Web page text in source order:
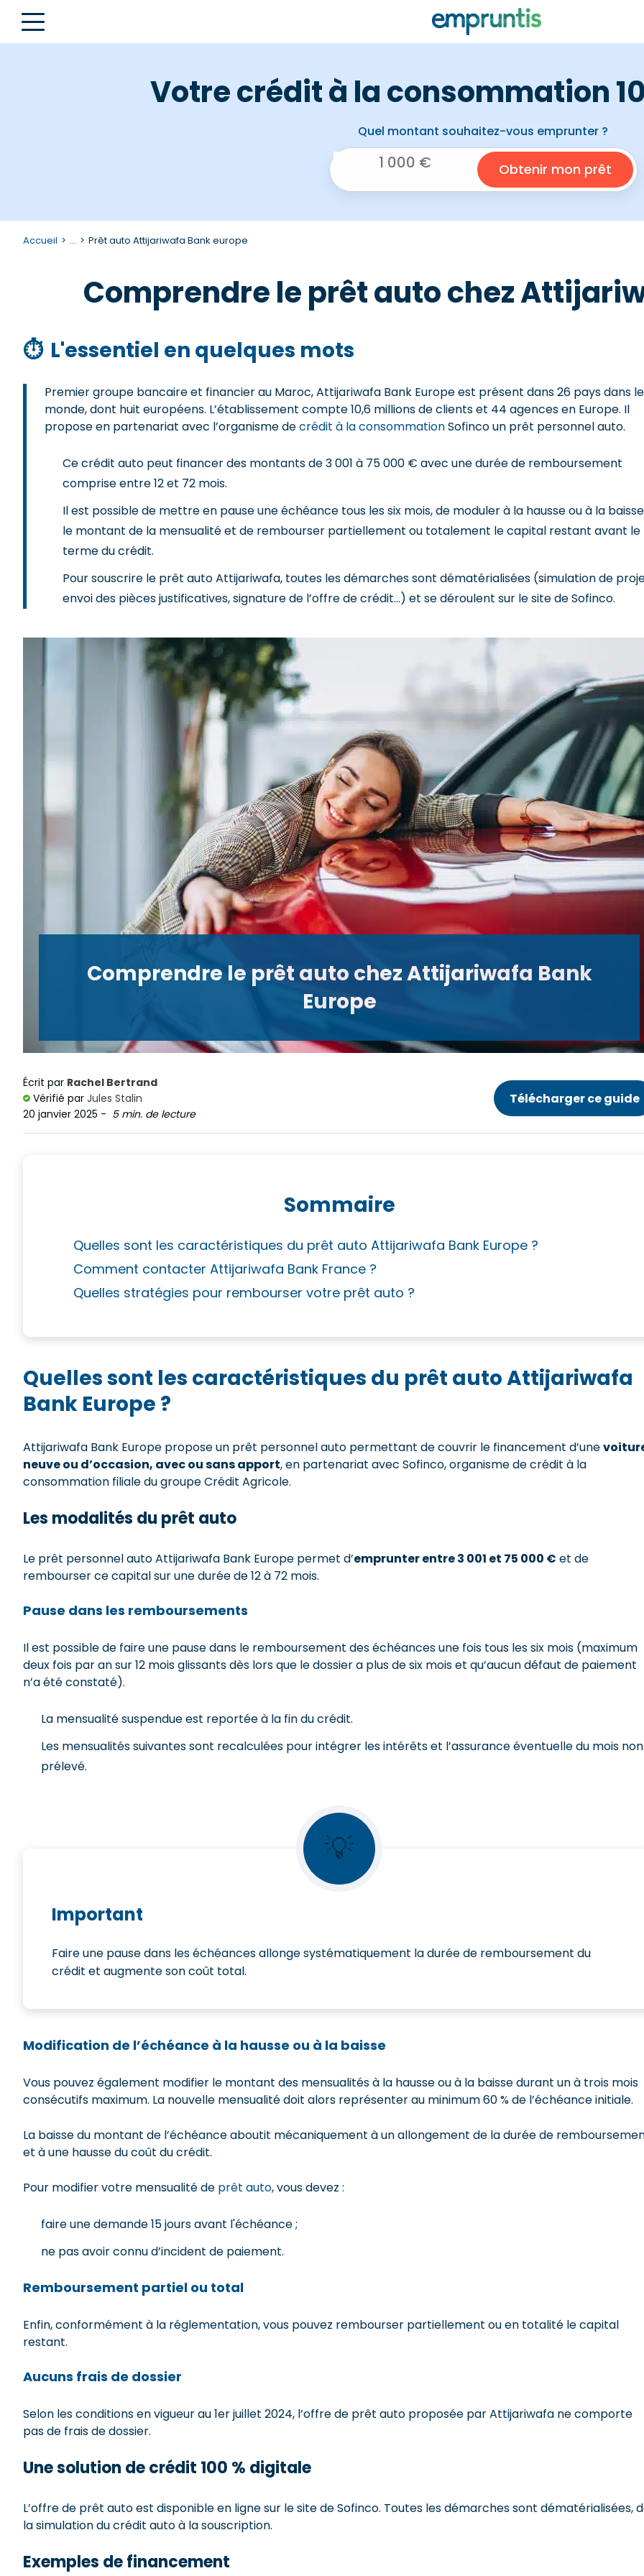
Votre crédit à la consommation
Quel montant souhaitez-vous emprunter ?
Accueil ... Prêt auto Attijariwafa Bank europe
Comprendre le prêt auto chez
⏱ L'essentiel en quelques mots
Premier groupe bancaire et financier au Maroc, Attijariwafa Bank Europe est présent dans 26 pays dans le
monde, dont huit européens. L’établissement compte 10,6 millions de clients et 44 agences en Europe. Il
propose en partenariat avec l’organisme decrédit à la consommationSofinco un prêt personnel auto.
Ce crédit auto peut financer des montants de 3 001 à 75 000 € avec une durée de remboursement
comprise entre 12 et 72 mois.
Il est possible de mettre en pause une échéance tous les six mois, de moduler à la hausse ou à la baisse
le montant de la mensualité et de rembourser partiellement ou totalement le capital restant avant le
terme du crédit.
Pour souscrire le prêt auto Attijariwafa, toutes les démarches sont dématérialisées (simulation de
envoi des pièces justificatives, signature de l’offre de crédit…) et se déroulent sur le site de Sofinco.
Comprendre le prêt auto chez Attijariwafa Bank
Europe
Écrit par Rachel Bertrand
Vérifié par Jules Stalin
20 janvier 2025 - 5 min. de lecture
Télécharger ce guide
Sommaire
Quelles sont les caractéristiques du prêt auto Attijariwafa Bank Europe ?
Comment contacter Attijariwafa Bank France ?
Quelles stratégies pour rembourser votre prêt auto ?
Quelles sont les caractéristiques du prêt auto Attijariwafa
Bank Europe ?
Attijariwafa Bank Europe propose un prêt personnel auto permettant de couvrir le financement d’une
neuve ou d’occasion, avec ou sans apport, en partenariat avec Sofinco, organisme de crédit à la
consommation filiale du groupe Crédit Agricole.
Les modalités du prêt auto
Le prêt personnel auto Attijariwafa Bank Europe permet d’emprunter entre 3 001 et 75 000 € et de
rembourser ce capital sur une durée de 12 à 72 mois.
Pause dans les remboursements
Il est possible de faire une pause dans le remboursement des échéances une fois tous les six mois (maximum
deux fois par an sur 12 mois glissants dès lors que le dossier a plus de six mois et qu’aucun défaut de paiement
n’a été constaté).
La mensualité suspendue est reportée à la fin du crédit.
Les mensualités suivantes sont recalculées pour intégrer les intérêts et l’assurance éventuelle du mois non
prélevé.
💡
Important
Faire une pause dans les échéances allonge systématiquement la durée de remboursement du
crédit et augmente son coût total.
Modification de l’échéance à la hausse ou à la baisse
Vous pouvez également modifier le montant des mensualités à la hausse ou à la baisse durant un à trois mois
consécutifs maximum. La nouvelle mensualité doit alors représenter au minimum 60 % de l’échéance initiale.
La baisse du montant de l’échéance aboutit mécaniquement à un allongement de la durée de
et à une hausse du coût du crédit.
Pour modifier votre mensualité de prêt auto, vous devez :
faire une demande 15 jours avant l'échéance ;
ne pas avoir connu d’incident de paiement.
Remboursement partiel ou total
Enfin, conformément à la réglementation, vous pouvez rembourser partiellement ou en totalité le capital
restant.
Aucuns frais de dossier
Selon les conditions en vigueur au 1er juillet 2024, l’offre de prêt auto proposée par Attijariwafa ne comporte
pas de frais de dossier.
Une solution de crédit 100 % digitale
L’offre de prêt auto est disponible en ligne sur le site de Sofinco. Toutes les démarches sont dématérialisées,
la simulation du crédit auto à la souscription.
Exemples de financement